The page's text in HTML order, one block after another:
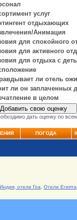
услуг
отдыхающих
Анимация
для спокойного
для активного
для отдыха с
ли отель
ли он заплаченных
в целом
дать оценку по
ПОГОДА
Индия, отели Гоа Отели Египта